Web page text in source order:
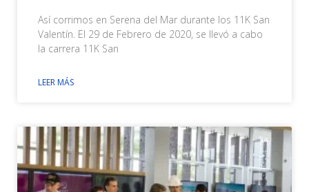
Así corrimos en Serena del Mar durante los 11K San
Valentín. El 29 de Febrero de 2020, se llevó a cabo
la carrera 11K San
LEER MÁS